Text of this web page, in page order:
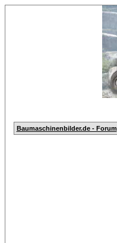
Baumaschinenbilder.de - Forum